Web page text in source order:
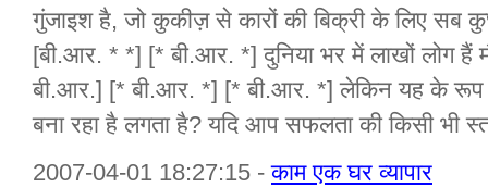
गुंजाइश है, जो कुकीज़ से कारों की बिक्री के लिए सब
[बी.आर. * *] [* बी.आर. *] दुनिया भर में लाखों लोग हैं
बी.आर.] [* बी.आर. *] [* बी.आर. *] लेकिन यह के रूप
बना रहा है लगता है? यदि आप सफलता की किसी भी
2007-04-01 18:27:15 -काम एक घर व्यापार